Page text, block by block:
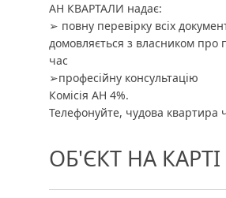
АН КВАРТАЛИ надає:
➢ повну перевірку всіх
домовляється з власником про
час
➢професійну консультацію
Комісія АН 4%.
Телефонуйте, чудова квартира
ОБ'ЄКТ НА КАРТІ